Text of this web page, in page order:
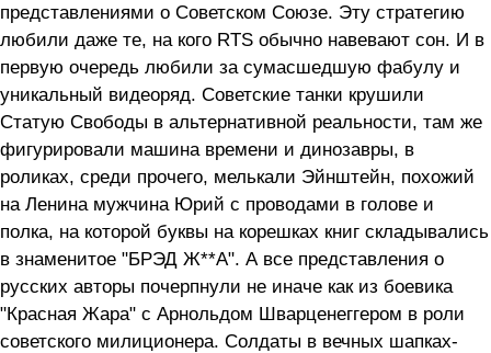
представлениями о Советском Союзе. Эту стратегию
любили даже те, на кого RTS обычно навевают сон. И в
первую очередь любили за сумасшедшую фабулу и
уникальный видеоряд. Советские танки крушили
Статую Свободы в альтернативной реальности, там же
фигурировали машина времени и динозавры, в
роликах, среди прочего, мелькали Эйнштейн, похожий
на Ленина мужчина Юрий с проводами в голове и
полка, на которой буквы на корешках книг складывались
в знаменитое "БРЭД Ж**А". А все представления о
русских авторы почерпнули не иначе как из боевика
"Красная Жара" с Арнольдом Шварценеггером в роли
советского милиционера. Солдаты в вечных шапках-